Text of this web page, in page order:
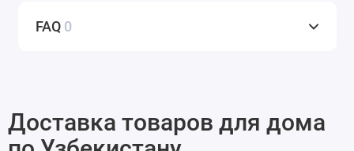
FAQ 0
Доставка товаров для дома